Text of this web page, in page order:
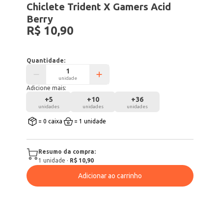
Chiclete Trident X Gamers Acid
Berry
R$ 10,90
Quantidade:
unidade
Adicione mais:
+5
unidades
+10
unidades
+36
unidades
= 0 caixa = 1 unidade
Resumo da compra:
1 unidade · R$ 10,90
Adicionar ao carrinho